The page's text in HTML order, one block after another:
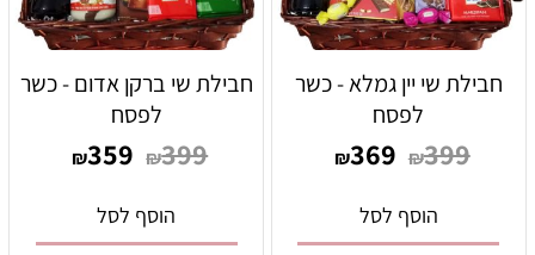
חבילת שי יין גמלא - כשר
לפסח
₪399
₪369
הוסף לסל
חבילת שי ברקן אדום - כשר
לפסח
₪399
₪359
הוסף לסל